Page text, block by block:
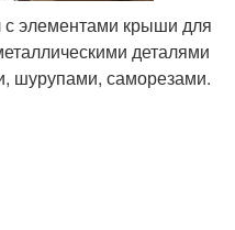
с элементами крыши для
деталями
шурупами, саморезами.